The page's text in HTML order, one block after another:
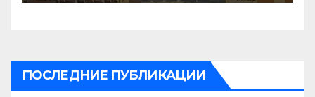
ПОСЛЕДНИЕ ПУБЛИКАЦИИ